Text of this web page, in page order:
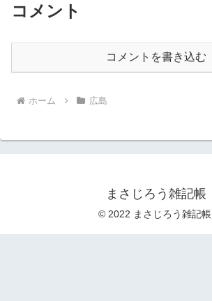
コメント
コメントを書き込む
ホーム 広島
まさじろう雑記帳
© 2022 まさじろう雑記帳.